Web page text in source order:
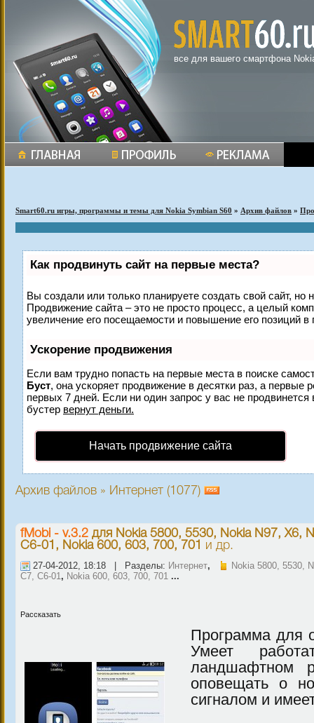
все для вашего смартфона
Smart60.ru игры, программы и темы для Nokia Symbian S60 » Архив файлов »
Как продвинуть сайт на первые места?
Вы создали или только планируете создать свой сайт, но
Продвижение сайта – это не просто процесс, а целый
увеличение его посещаемости и повышение его позиций в
Ускорение продвижения
Если вам трудно попасть на первые места в поиске
Буст, она ускоряет продвижение в десятки раз, а первые
первых 7 дней. Если ни один запрос у вас не
бустер вернут деньги.
Начать продвижение сайта
Архив файлов » Интернет (1077)
fMobi - v.3.2 для Nokia 5800, 5530, Nokia N97, X6,
C6-01, Nokia 600, 603, 700, 701
и др.
27-04-2012, 18:18 | Разделы: Интернет,
Nokia 5800, 5530,
C7, C6-01, Nokia 600, 603, 700, 701 ...
Рассказать
Программа для
Умеет
ландшафтном
оповещать о
сигналом и